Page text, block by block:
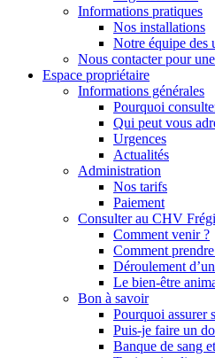
Informations pratiques
Nos installations
Notre équipe des
Nous contacter pour
Espace propriétaire
Informations générales
Pourquoi
Qui peut vous
Urgences
Actualités
Administration
Nos tarifs
Paiement
Consulter au CHV
Comment venir ?
Comment
Déroulement
Le bien-être
Bon à savoir
Pourquoi assurer
Puis-je faire un
Banque de sang